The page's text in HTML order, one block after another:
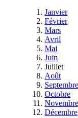
Janvier
Février
Mars
Avril
Mai
Juin
Juillet
Août
Septembre
Octobre
Novembre
Décembre